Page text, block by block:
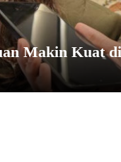
Makin Kuat